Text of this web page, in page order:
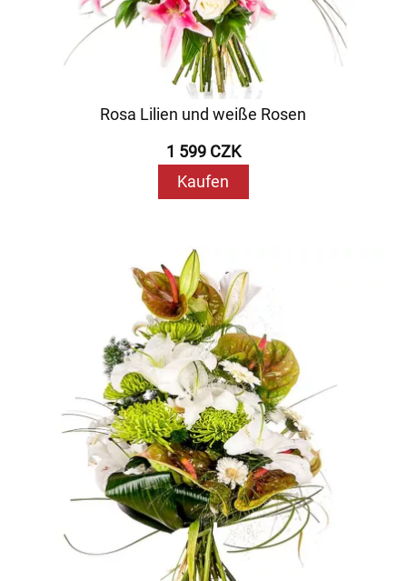
Rosa Lilien und weiße Rosen
1 599 CZK
Kaufen